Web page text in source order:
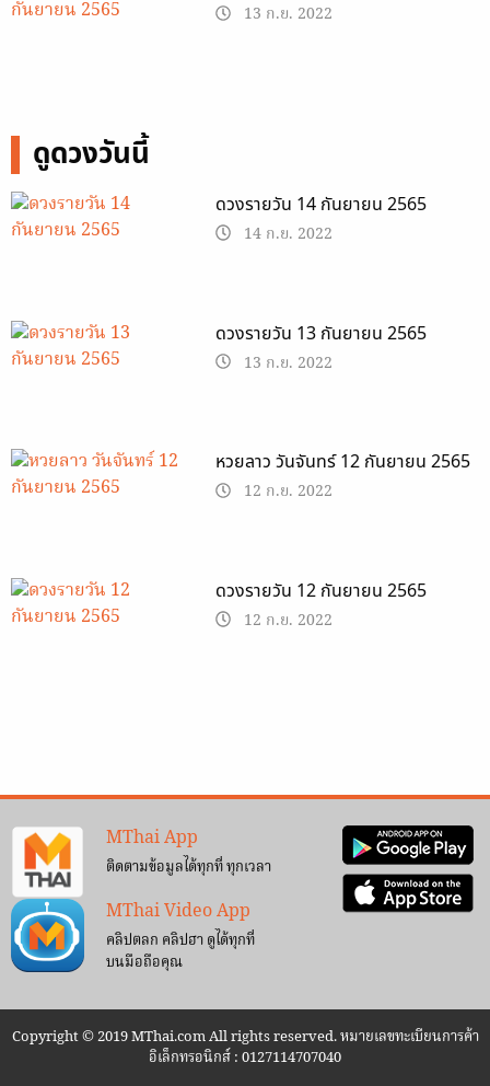
13 ก.ย. 2022
ดูดวงวันนี้
ดวงรายวัน 14 กันยายน 2565
14 ก.ย. 2022
ดวงรายวัน 13 กันยายน 2565
13 ก.ย. 2022
หวยลาว วันจันทร์ 12 กันยายน 2565
12 ก.ย. 2022
ดวงรายวัน 12 กันยายน 2565
12 ก.ย. 2022
MThai App
ติดตามข้อมูลได้ทุกที่ ทุกเวลา
MThai Video App
คลิปตลก คลิปฮา ดูได้ทุกที่
บนมือถือคุณ
Copyright © 2019 MThai.com All rights reserved. หมายเลขทะเบียนการค้า
อิเล็กทรอนิกส์ : 0127114707040